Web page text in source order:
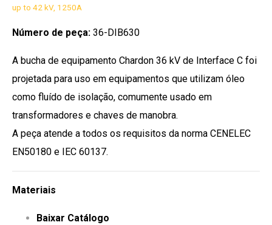
up to 42 kV, 1250A
Número de peça: 36-DIB630
A bucha de equipamento Chardon 36 kV de Interface C foi
projetada para uso em equipamentos que utilizam óleo
como fluído de isolação, comumente usado em
transformadores e chaves de manobra.
A peça atende a todos os requisitos da norma CENELEC
EN50180 e IEC 60137.
Materiais
Baixar Catálogo